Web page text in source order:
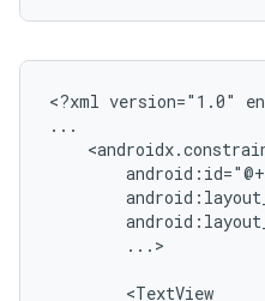
<?xml version="1.0"
...>